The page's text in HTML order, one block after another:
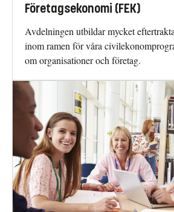
Företagsekonomi (FEK)
Avdelningen utbildar mycket
inom ramen för våra
om organisationer och företag.